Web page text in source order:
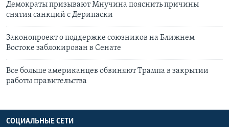
Демократы призывают Мнучина пояснить причины
снятия санкций с Дерипаски
Законопроект о поддержке союзников на Ближнем
Востоке заблокирован в Сенате
Все больше американцев обвиняют Трампа в закрытии
работы правительства
СОЦИАЛЬНЫЕ СЕТИ